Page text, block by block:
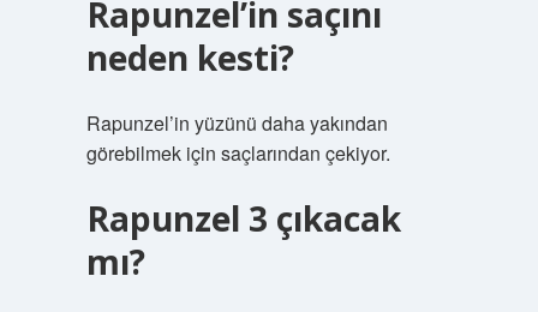
Rapunzel’in saçını
neden kesti?
Rapunzel’in yüzünü daha yakından
görebilmek için saçlarından çekiyor.
Rapunzel 3 çıkacak
mı?